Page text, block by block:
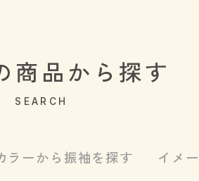
商品から探す
SEARCH
ラーから振袖を探す イメ